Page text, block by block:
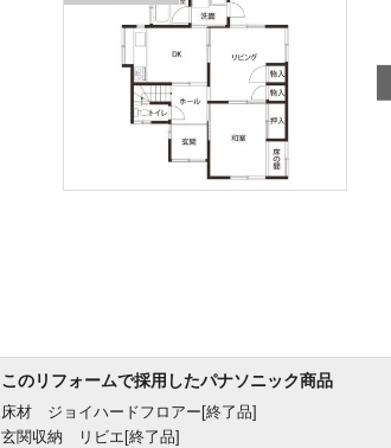
このリフォームで採用したパナソニック商品
床材 ジョイハードフロアー[終了品]
玄関収納 リビエ[終了品]